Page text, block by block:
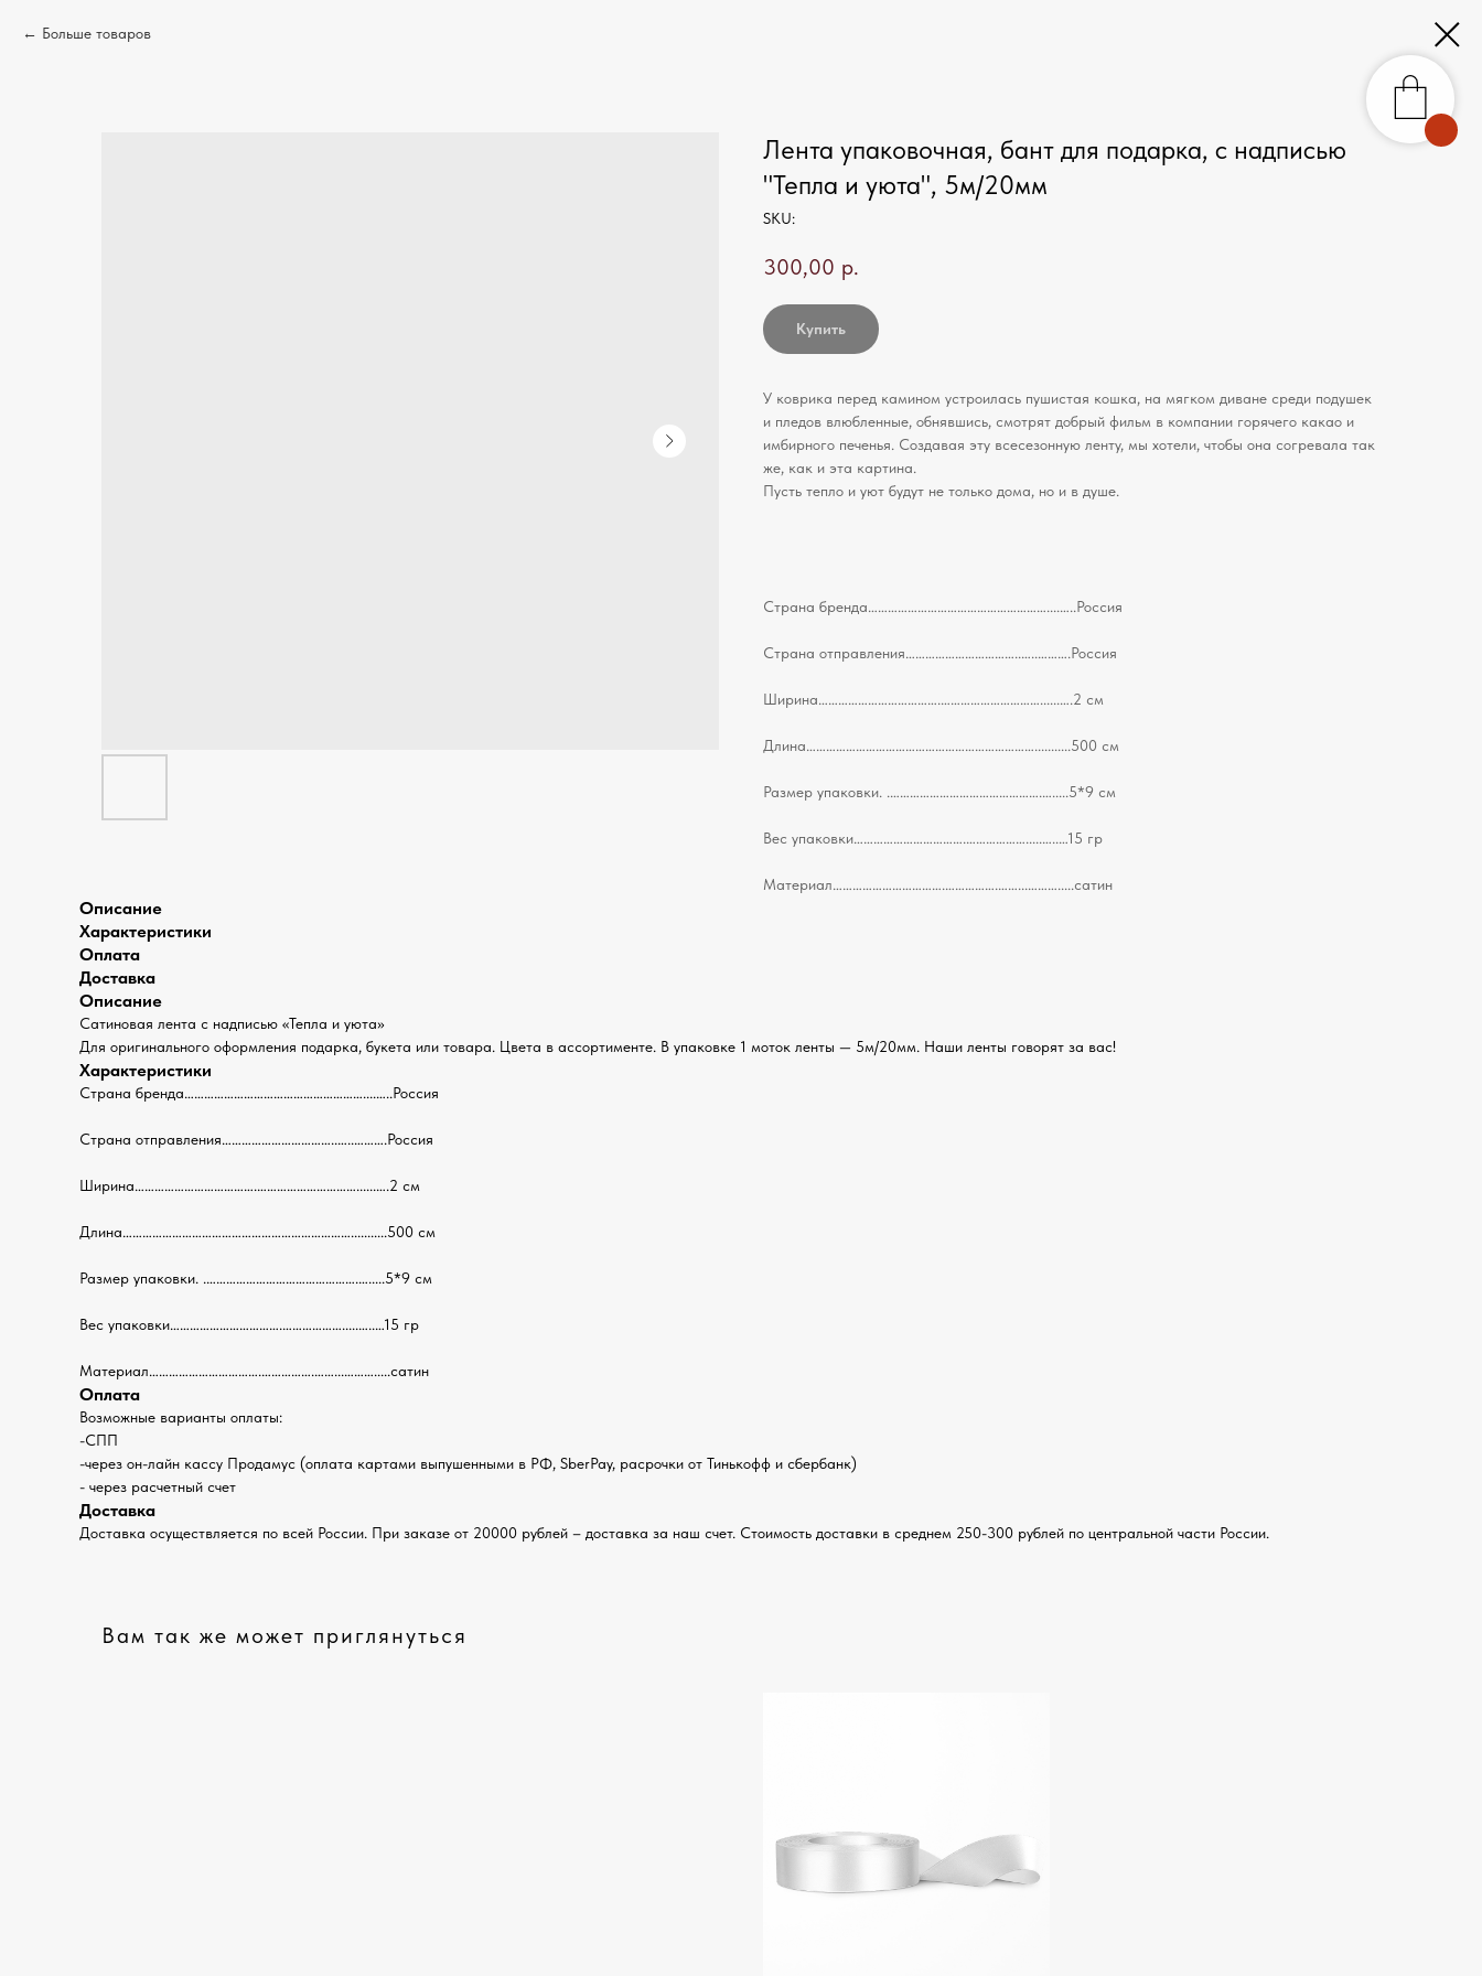
Больше товаров
Лента упаковочная, бант для подарка, с надписью
"Тепла и уюта", 5м/20мм
SKU:
300,00 р.
Купить
У коврика перед камином устроилась пушистая кошка, на мягком диване среди подушек
и пледов влюбленные, обнявшись, смотрят добрый фильм в компании горячего какао и
имбирного печенья. Создавая эту всесезонную ленту, мы хотели, чтобы она согревала так
же, как и эта картина.
Пусть тепло и уют будут не только дома, но и в душе.
Страна бренда………………………………………………....…..Россия
Страна отправления……………………………..…..……….Россия
Ширина……………………………….…………………………......….2 см
Длина……………………………………………………………...........500 см
Размер упаковки. .……………………………………….….....5*9 см
Вес упаковки…………………………….……………….....…..…15 гр
Материал…………………………….…………….……...……….....сатин
Описание
Характеристики
Оплата
Доставка
Описание
Сатиновая лента с надписью «Тепла и уюта»
Для оригинального оформления подарка, букета или товара. Цвета в ассортименте. В упаковке 1 моток ленты — 5м/20мм. Наши ленты говорят за вас!
Характеристики
Страна бренда………………………………………………....…..Россия
Страна отправления……………………………..…..……….Россия
Ширина……………………………….…………………………......….2 см
Длина……………………………………………………………...........500 см
Размер упаковки. .……………………………………….….....5*9 см
Вес упаковки…………………………….……………….....…..…15 гр
Материал…………………………….…………….……...……….....сатин
Оплата
Возможные варианты оплаты:
-СПП
-через он-лайн кассу Продамус (оплата картами выпушенными в РФ, SberPay, расрочки от Тинькофф и сбербанк)
- через расчетный счет
Доставка
Доставка осуществляется по всей России. При заказе от 20000 рублей – доставка за наш счет. Стоимость доставки в среднем 250-300 рублей по центральной части России.
Вам так же может приглянуться